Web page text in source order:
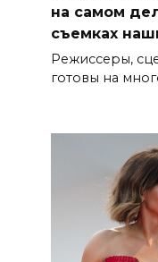
на самом
съемках
Режиссеры,
готовы на